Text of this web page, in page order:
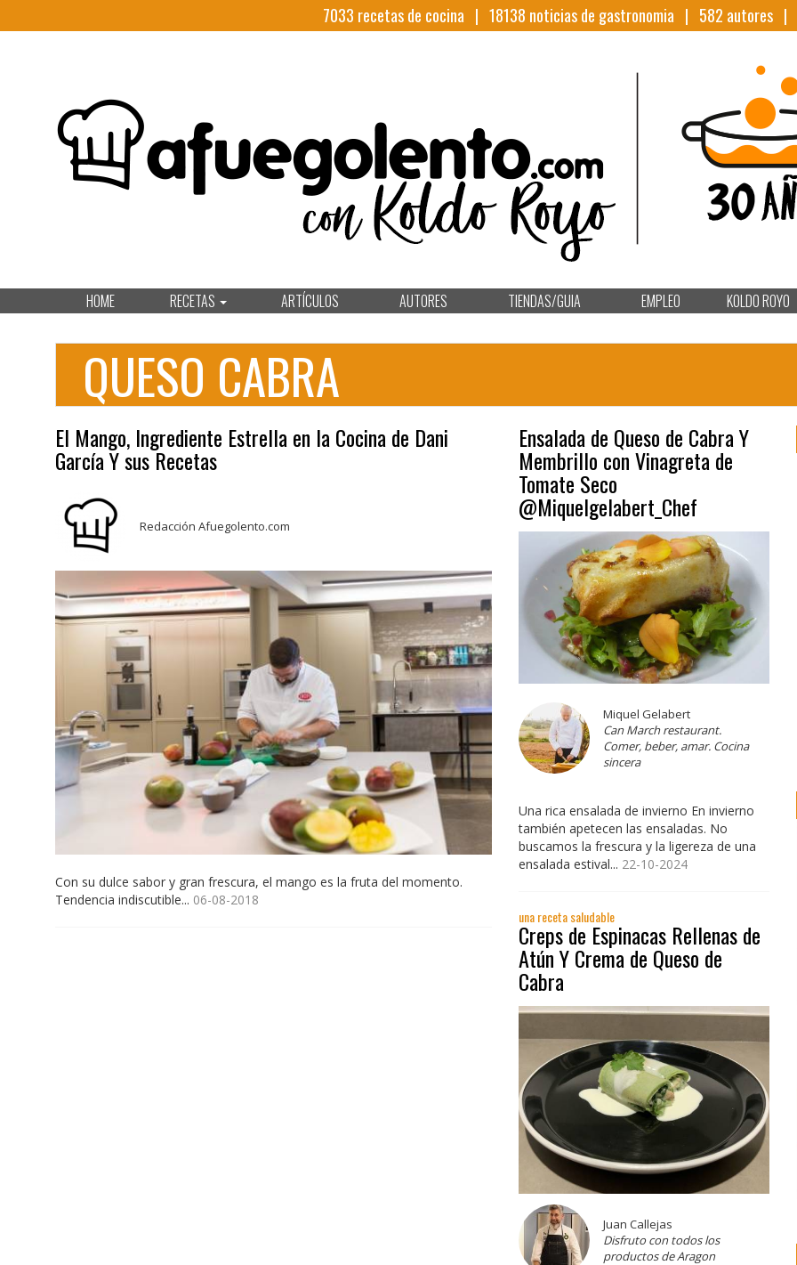
7033 recetas de cocina | 18138 noticias de gastronomia | 582 autores |
HOME RECETAS ARTÍCULOS AUTORES TIENDAS/GUIA EMPLEO KOLDO ROYO
QUESO CABRA
El Mango, Ingrediente Estrella en la Cocina de Dani
García Y sus Recetas
Redacción Afuegolento.com
Con su dulce sabor y gran frescura, el mango es la fruta del momento.
Tendencia indiscutible... 06-08-2018
Ensalada de Queso de Cabra Y
Membrillo con Vinagreta de
Tomate Seco
@Miquelgelabert_Chef
Miquel Gelabert
Can March restaurant.
Comer, beber, amar. Cocina
sincera
Una rica ensalada de invierno En invierno
también apetecen las ensaladas. No
buscamos la frescura y la ligereza de una
ensalada estival... 22-10-2024
una receta saludable
Creps de Espinacas Rellenas de
Atún Y Crema de Queso de
Cabra
Juan Callejas
Disfruto con todos los
productos de Aragon